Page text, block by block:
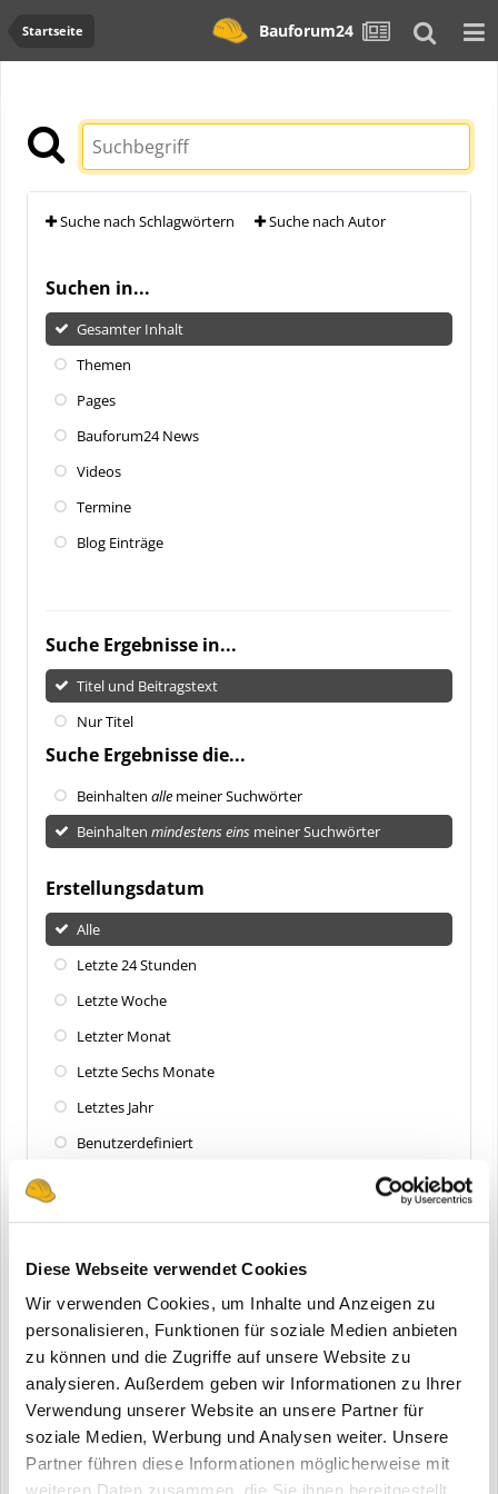
Diese Webseite verwendet Cookies
Wir verwenden Cookies, um Inhalte und Anzeigen zu
personalisieren, Funktionen für soziale Medien anbieten
zu können und die Zugriffe auf unsere Website zu
analysieren. Außerdem geben wir Informationen zu Ihrer
Verwendung unserer Website an unsere Partner für
soziale Medien, Werbung und Analysen weiter. Unsere
Partner führen diese Informationen möglicherweise mit
Startseite Bauforum24
Suche nach Schlagwörtern Suche nach Autor
Suchen in...
Gesamter Inhalt
Themen
Pages
Bauforum24 News
Videos
Termine
Blog Einträge
Suche Ergebnisse in...
Titel und Beitragstext
Nur Titel
Suche Ergebnisse die...
Beinhalten alle meiner Suchwörter
Beinhalten mindestens eins meiner Suchwörter
Erstellungsdatum
Alle
Letzte 24 Stunden
Letzte Woche
Letzter Monat
Letzte Sechs Monate
Letztes Jahr
Benutzerdefiniert
Zuletzt aktualisiert
Letzte 24 Stunden
Letzte Woche
Letzter Monat
Letzte Sechs Monate
Letztes Jahr
Benutzerdefiniert